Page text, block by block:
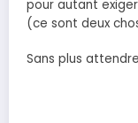
pour autant
(ce sont deux
Sans plus